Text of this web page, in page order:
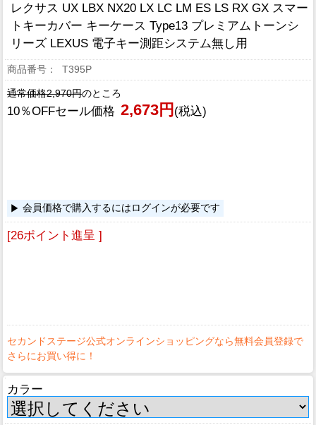
レクサス UX LBX NX20 LX LC LM ES LS RX GX スマー
トキーカバー キーケース Type13 プレミアムトーンシ
リーズ LEXUS 電子キー測距システム無し用
T395P
通常価格2,970円のところ
10％OFFセール価格 2,673円 (税込)
会員価格で購入するにはログインが必要です
[26ポイント進呈 ]
カラー